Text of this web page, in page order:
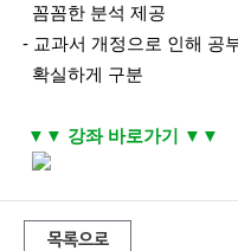
꼼꼼한 분석 제공
- 교과서 개정으로 인해 공
확실하게 구분
▼▼ 강좌 바로가기 ▼ ▼
목록으로